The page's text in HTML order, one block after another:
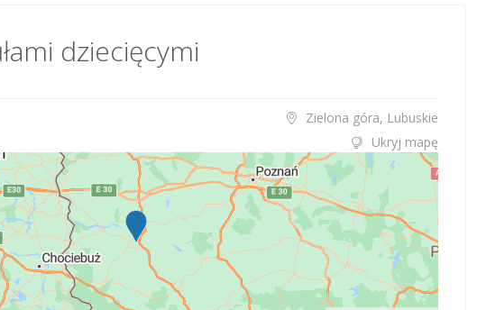
dziecięcymi
Zielona góra, Lubuskie
Ukryj mapę